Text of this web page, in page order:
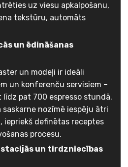
uz viesu apkalpošanu,
tekstūru, automāts
un ēdināšanas
un modeļi ir ideāli
un konferenču servisiem –
pat 700 espresso stundā.
nozīmē iespēju ātri
iepriekš definētas receptes
procesu.
stacijās un tirdzniecības